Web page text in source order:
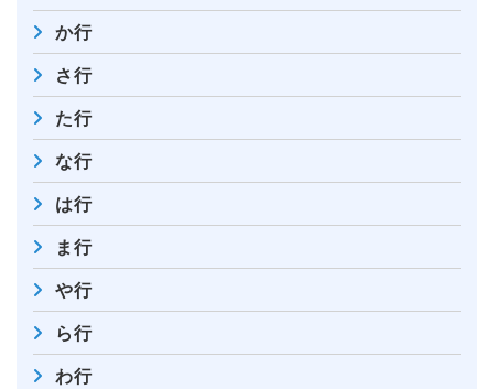
か行
さ行
た行
な行
は行
ま行
や行
ら行
わ行